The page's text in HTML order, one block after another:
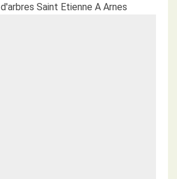
Saint Etienne A Arnes